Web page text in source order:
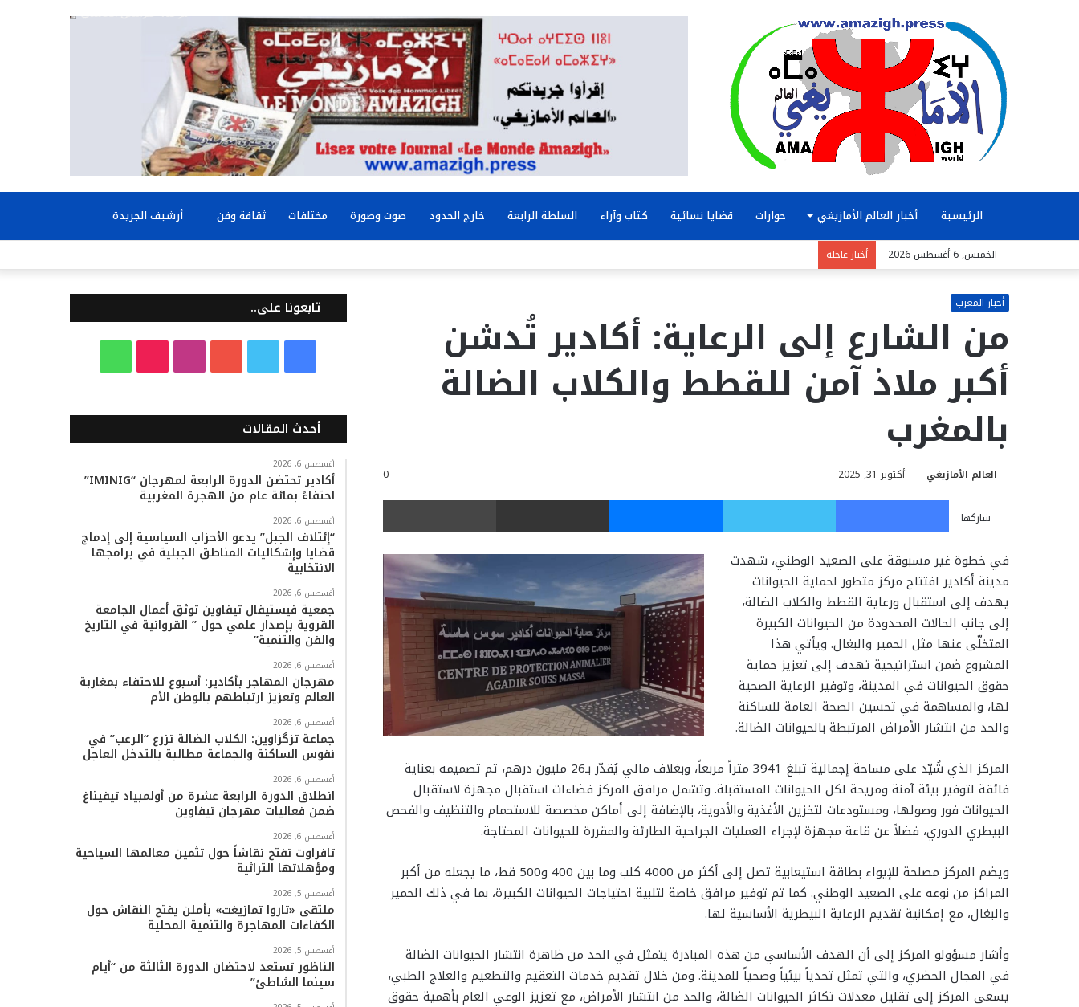
الرئيسية أخبار العالم الأمازيغي حوارات قضايا نسائية كتاب وآراء السلطة الرابعة خارج الحدود صوت وصورة مختلفات ثقافة وفن أرشيف الجريدة
عن
الخميس, 6 أغسطس 2026 أخبار عاجلة
أخبار المغرب
من الشارع إلى الرعاية: أكادير تُدشن
أكبر ملاذ آمن للقطط والكلاب الضالة
بالمغرب
العالم الأمازيغي أكتوبر 31, 2025 0
شاركها
فيسبوك تويتر ماسنجر مشاركة عبر البريد
في خطوة غير مسبوقة على الصعيد الوطني، شهدت
مدينة أكادير افتتاح مركز متطور لحماية الحيوانات
يهدف إلى استقبال ورعاية القطط والكلاب الضالة،
إلى جانب الحالات المحدودة من الحيوانات الكبيرة
المتخلّى عنها مثل الحمير والبغال. ويأتي هذا
المشروع ضمن استراتيجية تهدف إلى تعزيز حماية
حقوق الحيوانات في المدينة، وتوفير الرعاية الصحية
لها، والمساهمة في تحسين الصحة العامة للساكنة
والحد من انتشار الأمراض المرتبطة بالحيوانات الضالة.
المركز الذي شُيّد على مساحة إجمالية تبلغ 3941 متراً مربعاً، وبغلاف مالي يُقدّر بـ26 مليون درهم، تم تصميمه بعناية
فائقة لتوفير بيئة آمنة ومريحة لكل الحيوانات المستقبلة. وتشمل مرافق المركز فضاءات استقبال مجهزة لاستقبال
الحيوانات فور وصولها، ومستودعات لتخزين الأغذية والأدوية، بالإضافة إلى أماكن مخصصة للاستحمام والتنظيف والفحص
البيطري الدوري، فضلاً عن قاعة مجهزة لإجراء العمليات الجراحية الطارئة والمقررة للحيوانات المحتاجة.
ويضم المركز مصلحة للإيواء بطاقة استيعابية تصل إلى أكثر من 4000 كلب وما بين 400 و500 قط، ما يجعله من أكبر
المراكز من نوعه على الصعيد الوطني. كما تم توفير مرافق خاصة لتلبية احتياجات الحيوانات الكبيرة، بما في ذلك الحمير
والبغال، مع إمكانية تقديم الرعاية البيطرية الأساسية لها.
وأشار مسؤولو المركز إلى أن الهدف الأساسي من هذه المبادرة يتمثل في الحد من ظاهرة انتشار الحيوانات الضالة
في المجال الحضري، والتي تمثل تحدياً بيئياً وصحياً للمدينة. ومن خلال تقديم خدمات التعقيم والتطعيم والعلاج الطبي،
يسعى المركز إلى تقليل معدلات تكاثر الحيوانات الضالة، والحد من انتشار الأمراض، مع تعزيز الوعي العام بأهمية حقوق
تابعونا على..
س
ب
و
ك
ي
ت
ر
ت
ي
و
س
ت
ق
ا
k
T
o
ت
س
ا
أحدث المقالات
أغسطس 6, 2026
أكادير تحتضن الدورة الرابعة لمهرجان “IMINIG”
احتفاءً بمائة عام من الهجرة المغربية
أغسطس 6, 2026
“إئتلاف الجبل” يدعو الأحزاب السياسية إلى إدماج
قضايا وإشكاليات المناطق الجبلية في برامجها
الانتخابية
أغسطس 6, 2026
جمعية فيستيفال تيفاوين توثق أعمال الجامعة
القروية بإصدار علمي حول ” القروانية في التاريخ
والفن والتنمية”
أغسطس 6, 2026
مهرجان المهاجر بأكادير: أسبوع للاحتفاء بمغاربة
العالم وتعزيز ارتباطهم بالوطن الأم
أغسطس 6, 2026
جماعة تزگزاوين: الكلاب الضالة تزرع “الرعب” في
نفوس الساكنة والجماعة مطالبة بالتدخل العاجل
أغسطس 6, 2026
انطلاق الدورة الرابعة عشرة من أولمبياد تيفيناغ
ضمن فعاليات مهرجان تيفاوين
أغسطس 6, 2026
تافراوت تفتح نقاشاً حول تثمين معالمها السياحية
ومؤهلاتها التراثية
أغسطس 5, 2026
ملتقى «تاروا تمازيغت» بأملن يفتح النقاش حول
الكفاءات المهاجرة والتنمية المحلية
أغسطس 5, 2026
الناظور تستعد لاحتضان الدورة الثالثة من “أيام
سينما الشاطئ”